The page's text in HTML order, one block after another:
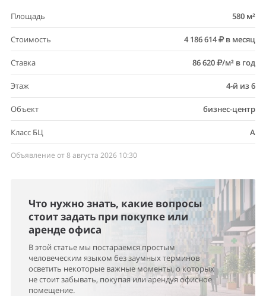
Площадь 580 м²
Стоимость 4 186 614 в месяц
Ставка 86 620 /м² в год
Этаж 4-й из 6
Объект бизнес-центр
Класс БЦ A
Объявление от 8 августа 2026 10:30
Что нужно знать, какие вопросы
стоит задать при покупке или
аренде офиса
В этой статье мы постараемся простым
человеческим языком без заумных терминов
осветить некоторые важные моменты, о которых
не стоит забывать, покупая или арендуя офисное
помещение.